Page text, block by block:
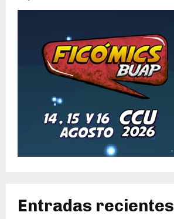
Entradas recientes